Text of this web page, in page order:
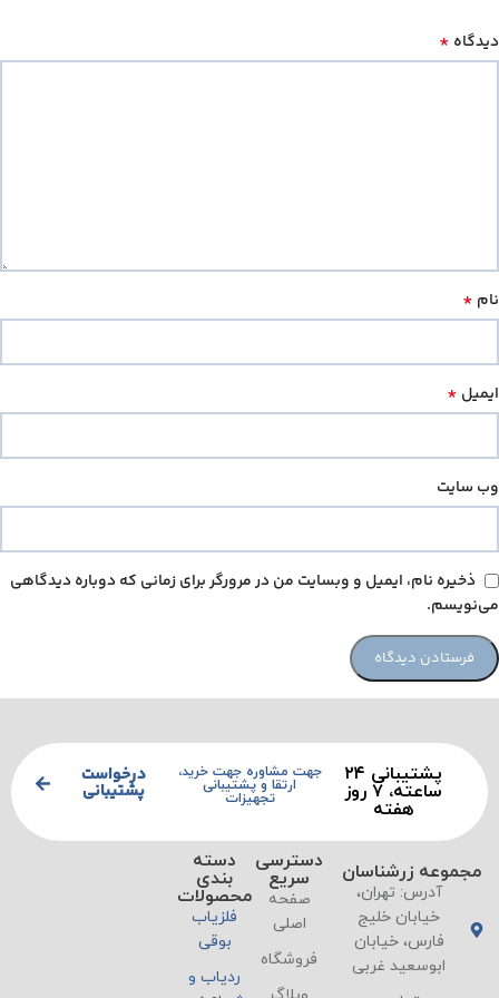
دیدگاه *
نام *
ایمیل *
وب‌ سایت
ذخیره نام، ایمیل و وبسایت من در مرورگر برای زمانی که دوباره دیدگاهی
می‌نویسم.
پشتیبانی ۲۴
ساعته، ۷ روز
هفته
جهت مشاوره جهت خرید،
ارتقا و پشتیبانی
تجهیزات
درخواست
پشتیبانی
مجموعه زرشناسان
آدرس: تهران،
خیابان خلیج
فارس، خیابان
ابوسعید غربی
دسترسی
سریع
صفحه
اصلی
فروشگاه
دسته
بندی
محصولات
فلزیاب
بوقی
ردیاب و